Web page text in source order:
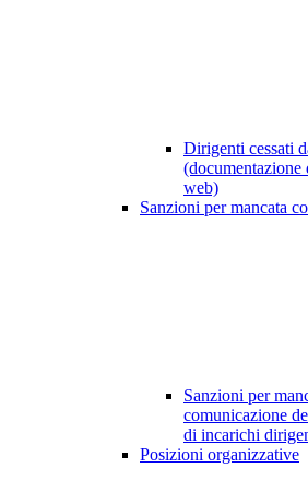
Dirigenti cessati
(documentazione
web)
Sanzioni per mancata
Sanzioni per
comunicazione
di incarichi
Posizioni organizzative